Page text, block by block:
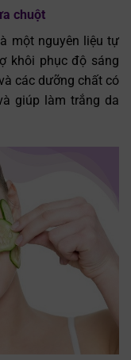
chuột
một nguyên liệu tự
khôi phục độ sáng
các dưỡng chất có
giúp làm trắng da